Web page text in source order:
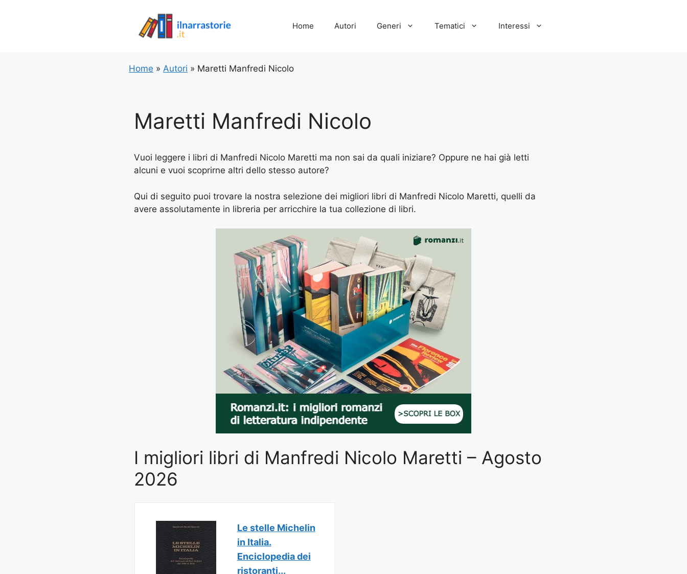
Home Autori Generi Tematici Interessi
Home » Autori » Maretti Manfredi Nicolo
Maretti Manfredi Nicolo
Vuoi leggere i libri di Manfredi Nicolo Maretti ma non sai da quali iniziare? Oppure ne hai già letti
alcuni e vuoi scoprirne altri dello stesso autore?
Qui di seguito puoi trovare la nostra selezione dei migliori libri di Manfredi Nicolo Maretti, quelli da
avere assolutamente in libreria per arricchire la tua collezione di libri.
I migliori libri di Manfredi Nicolo Maretti – Agosto
2026
Le stelle Michelin
in Italia.
Enciclopedia dei
ristoranti...